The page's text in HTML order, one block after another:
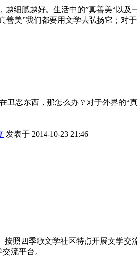
细腻越好。生活中的”真善美“以及
善美”我们都要用文学去弘扬它；对
恶东西，那怎么办？对于外界的“
发表于 2014-10-23 21:46
照四季歌文学社区特点开展文学交
流平台。